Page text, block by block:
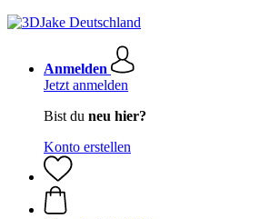
Anmelden
Jetzt anmelden
Bist du neu hier?
Konto erstellen